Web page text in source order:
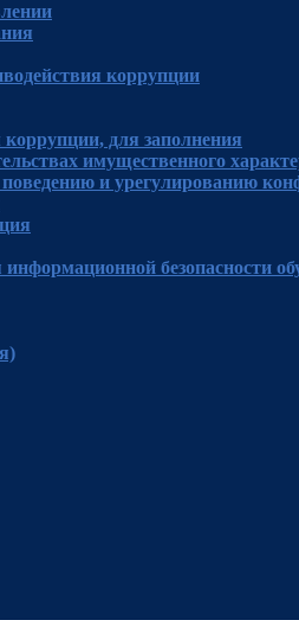
коррупции
для заполнения
имущественного
и урегулированию
безопасности